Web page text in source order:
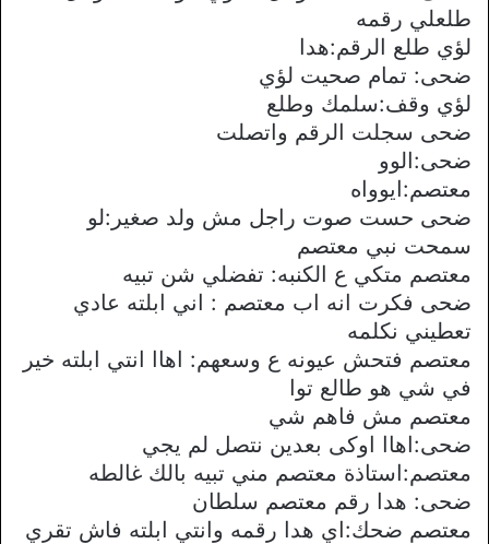
طلعلي رقمه
لؤي طلع الرقم:هدا
ضحى: تمام صحيت لؤي
لؤي وقف:سلمك وطلع
ضحى سجلت الرقم واتصلت
ضحى:الوو
معتصم:ايوواه
ضحى حست صوت راجل مش ولد صغير:لو
سمحت نبي معتصم
معتصم متكي ع الكنبه: تفضلي شن تبيه
ضحى فكرت انه اب معتصم : اني ابلته عادي
تعطيني نكلمه
معتصم فتحش عيونه ع وسعهم: اهاا انتي ابلته خير
في شي هو طالع توا
معتصم مش فاهم شي
ضحى:اهاا اوكى بعدين نتصل لم يجي
معتصم:استاذة معتصم مني تبيه بالك غالطه
ضحى: هدا رقم معتصم سلطان
معتصم ضحك:اي هدا رقمه وانتي ابلته فاش تقري